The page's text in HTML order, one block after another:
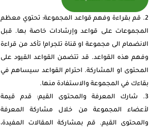
قم بقراءة وفهم قواعد المجموعة: تحتوي معظم
المجموعات على قواعد وإرشادات خاصة بها. قبل
الانضمام الى مجموعة او قناة تلجرام! تأكد من قراءة
وفهم هذه القواعد. قد تتضمن القواعد القيود على
المحتوى او المشاركة. احترام القواعد سيساهم في
بقاءك في المجموعة والاستفادة منها.
شارك المعرفة والمحتوى القيم: قدم قيمة
لأعضاء المجموعة من خلال مشاركة المعرفة
والمحتوى القيم. قم بمشاركة المقالات المفيدة،